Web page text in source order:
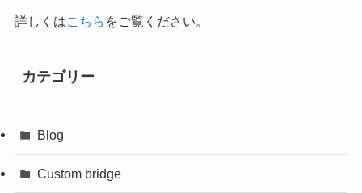
詳しくはこちら をご覧ください。
カテゴリー
Blog
Custom bridge